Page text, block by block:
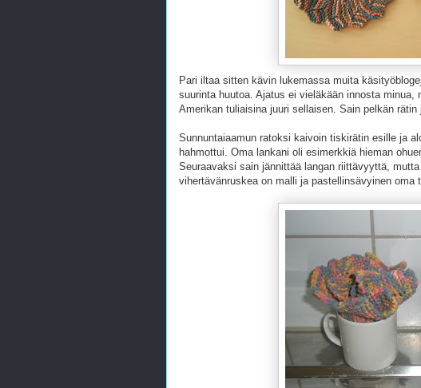
Pari iltaa sitten kävin lukemassa muita
suurinta huutoa. Ajatus ei vieläkään innosta
Amerikan tuliaisina juuri sellaisen. Sain pelkän
Sunnuntaiaamun ratoksi kaivoin tiskirätin esille ja
hahmottui. Oma lankani oli esimerkkiä hieman
Seuraavaksi sain jännittää langan riittävyyttä,
vihertävänruskea on malli ja pastellinsävyinen oma